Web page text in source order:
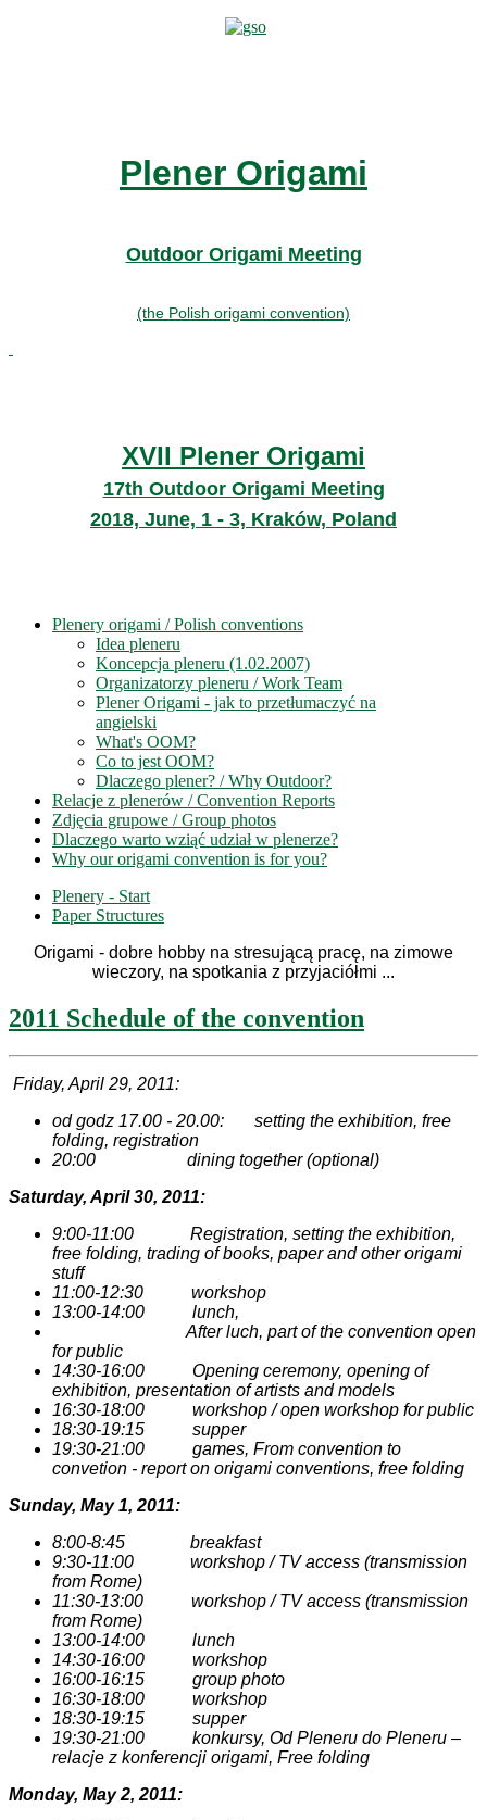
Plener Origami
Outdoor Origami Meeting
(the Polish origami convention)
XVII Plener Origami
17th Outdoor Origami Meeting
2018, June, 1 - 3, Kraków, Poland
Plenery origami / Polish conventions
Idea pleneru
Koncepcja pleneru (1.02.2007)
Organizatorzy pleneru / Work Team
Plener Origami - jak to przetłumaczyć na
angielski
What's OOM?
Co to jest OOM?
Dlaczego plener? / Why Outdoor?
Relacje z plenerów / Convention Reports
Zdjęcia grupowe / Group photos
Dlaczego warto wziąć udział w plenerze?
Why our origami convention is for you?
Plenery - Start
Paper Structures
Origami - dobre hobby na stresującą pracę, na zimowe
wieczory, na spotkania z przyjaciółmi ...
2011 Schedule of the convention
Friday, April 29, 2011:
od godz 17.00 - 20.00: setting the exhibition, free
folding, registration
20:00 dining together (optional)
Saturday, April 30, 2011:
9:00-11:00 Registration, setting the exhibition,
free folding, trading of books, paper and other origami
stuff
11:00-12:30 workshop
13:00-14:00 lunch,
After luch, part of the convention open
for public
14:30-16:00 Opening ceremony, opening of
exhibition, presentation of artists and models
16:30-18:00 workshop / open workshop for public
18:30-19:15 supper
19:30-21:00 games, From convention to
convetion - report on origami conventions, free folding
Sunday, May 1, 2011:
8:00-8:45 breakfast
9:30-11:00 workshop / TV access (transmission
from Rome)
11:30-13:00 workshop / TV access (transmission
from Rome)
13:00-14:00 lunch
14:30-16:00 workshop
16:00-16:15 group photo
16:30-18:00 workshop
18:30-19:15 supper
19:30-21:00 konkursy, Od Pleneru do Pleneru –
relacje z konferencji origami, Free folding
Monday, May 2, 2011: